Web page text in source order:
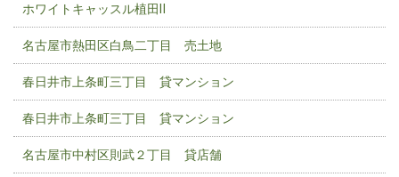
ホワイトキャッスル植田Ⅱ
名古屋市熱田区白鳥二丁目 売土地
春日井市上条町三丁目 貸マンション
春日井市上条町三丁目 貸マンション
名古屋市中村区則武２丁目 貸店舗